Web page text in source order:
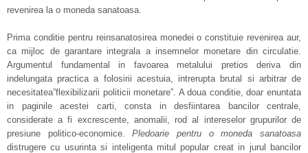
revenirea la o moneda sanatoasa.
Prima conditie pentru reinsanatosirea monedei o constituie revenirea aur,
ca mijloc de garantare integrala a insemnelor monetare din circulatie.
Argumentul fundamental in favoarea metalului pretios deriva din
indelungata practica a folosirii acestuia, intrerupta brutal si arbitrar de
necesitatea”flexibilizarii politicii monetare”. A doua conditie, doar enuntata
in paginile acestei carti, consta in desfiintarea bancilor centrale,
considerate a fi excrescente, anomalii, rod al intereselor grupurilor de
presiune politico-economice.Pledoarie pentru o moneda sanatoasa
distrugere cu usurinta si inteligenta mitul popular creat in jurul bancilor